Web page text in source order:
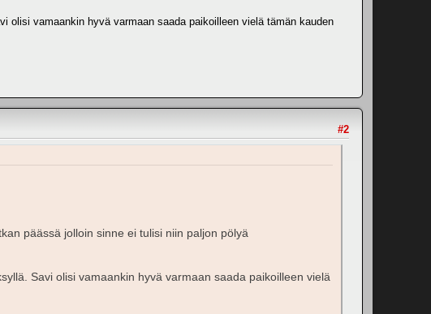
vamaankin hyvä varmaan saada paikoilleen vielä tämän kauden
#2
päässä jolloin sinne ei tulisi niin paljon pölyä
Savi olisi vamaankin hyvä varmaan saada paikoilleen vielä